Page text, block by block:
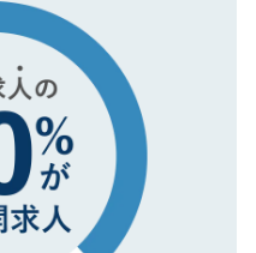
もご安心ください。